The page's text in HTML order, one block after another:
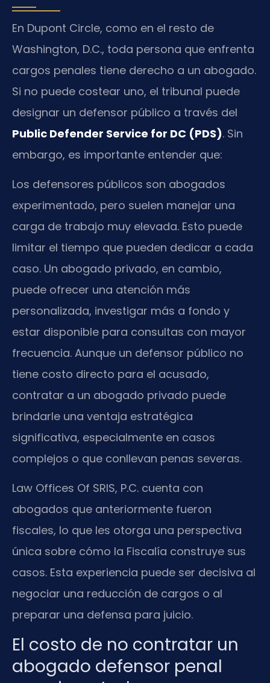
En Dupont Circle, como en el resto de
Washington, D.C., toda persona que enfrenta
cargos penales tiene derecho a un abogado.
Si no puede costear uno, el tribunal puede
designar un defensor público a través del
Public Defender Service for DC (PDS). Sin
embargo, es importante entender que:
Los defensores públicos son abogados
experimentado, pero suelen manejar una
carga de trabajo muy elevada. Esto puede
limitar el tiempo que pueden dedicar a cada
caso. Un abogado privado, en cambio,
puede ofrecer una atención más
personalizada, investigar más a fondo y
estar disponible para consultas con mayor
frecuencia. Aunque un defensor público no
tiene costo directo para el acusado,
contratar a un abogado privado puede
brindarle una ventaja estratégica
significativa, especialmente en casos
complejos o que conllevan penas severas.
Law Offices Of SRIS, P.C. cuenta con
abogados que anteriormente fueron
fiscales, lo que les otorga una perspectiva
única sobre cómo la Fiscalía construye sus
casos. Esta experiencia puede ser decisiva al
negociar una reducción de cargos o al
preparar una defensa para juicio.
El costo de no contratar un
abogado defensor penal